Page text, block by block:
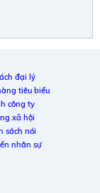
đại lý
tiêu biểu
công ty
xã hội
sách nói
nhân sự